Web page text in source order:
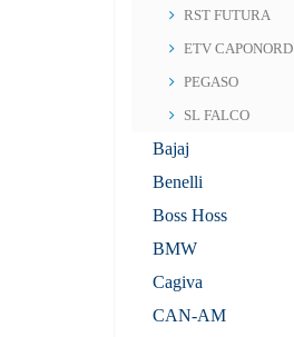
RST FUTURA
ETV CAPONORD
PEGASO
SL FALCO
Bajaj
Benelli
Boss Hoss
BMW
Cagiva
CAN-AM